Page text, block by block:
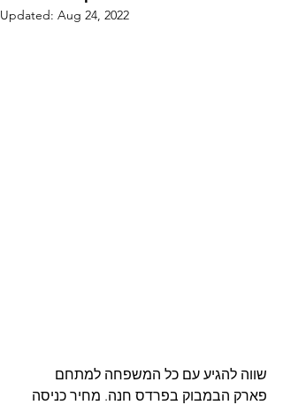
Updated: Aug 24, 2022
שווה להגיע עם כל המשפחה למתחם
פארק הבמבוק בפרדס חנה. מחיר כניסה